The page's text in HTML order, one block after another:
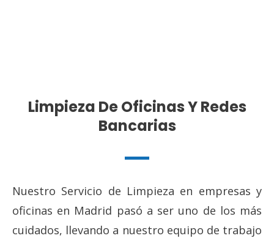
Limpieza De Oficinas Y Redes
Bancarias
Nuestro Servicio de Limpieza en empresas y
oficinas en Madrid pasó a ser uno de los más
cuidados, llevando a nuestro equipo de trabajo